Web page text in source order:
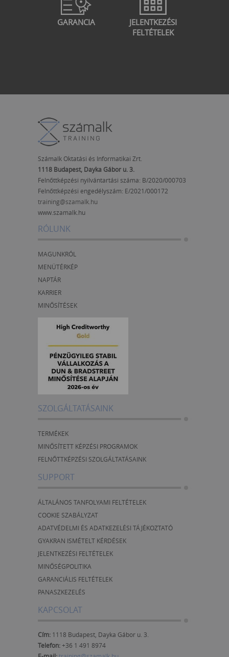
GARANCIA
JELENTKEZÉSI
FELTÉTELEK
Számalk Oktatási és Informatikai Zrt.
1118 Budapest, Dayka Gábor u. 3.
Felnőttképzési nyilvántartási száma: B/2020/000703
Felnőttképzési engedélyszám: E/2021/000172
training@szamalk.hu
www.szamalk.hu
RÓLUNK
MAGUNKRÓL
MENÜTÉRKÉP
NAPTÁR
KARRIER
MINŐSÍTÉSEK
SZOLGÁLTATÁSAINK
TERMÉKEK
MINŐSÍTETT KÉPZÉSI PROGRAMOK
FELNŐTTKÉPZÉSI SZOLGÁLTATÁSAINK
SUPPORT
ÁLTALÁNOS TANFOLYAMI FELTÉTELEK
COOKIE SZABÁLYZAT
ADATVÉDELMI ÉS ADATKEZELÉSI TÁJÉKOZTATÓ
GYAKRAN ISMÉTELT KÉRDÉSEK
JELENTKEZÉSI FELTÉTELEK
MINŐSÉGPOLITIKA
GARANCIÁLIS FELTÉTELEK
PANASZKEZELÉS
KAPCSOLAT
Cím: 1118 Budapest, Dayka Gábor u. 3.
Telefon:+36 1 491 8974